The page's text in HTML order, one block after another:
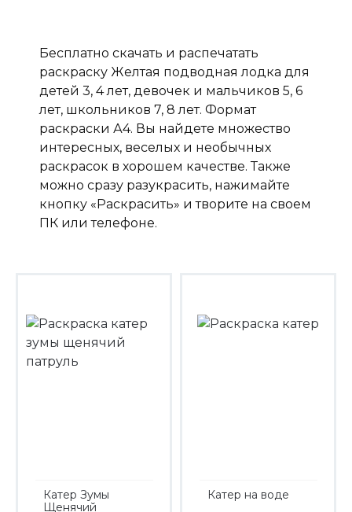
Бесплатно скачать и распечатать
раскраску Желтая подводная лодка для
детей 3, 4 лет, девочек и мальчиков 5, 6
лет, школьников 7, 8 лет. Формат
раскраски А4. Вы найдете множество
интересных, веселых и необычных
раскрасок в хорошем качестве. Также
можно сразу разукрасить, нажимайте
кнопку «Раскрасить» и творите на своем
ПК или телефоне.
Катер Зумы
Щенячий
Катер на воде